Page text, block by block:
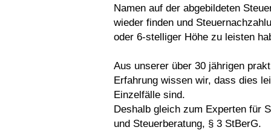
Namen auf der abgebildeten
wieder finden und
oder 6-stelliger Höhe zu leisten
Aus unserer über 30 jährigen
Erfahrung wissen wir, dass dies
Einzelfälle sind.
Deshalb gleich zum Experten für
und Steuerberatung, § 3 StBerG.